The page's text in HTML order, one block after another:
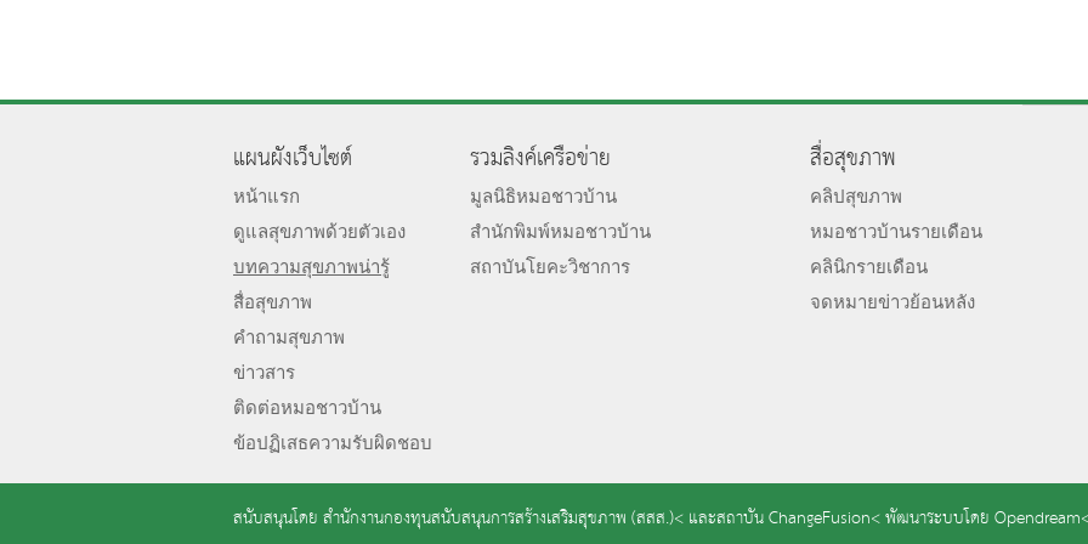
แผนผังเว็บไซต์
หน้าแรก
ดูแลสุขภาพด้วยตัวเอง
บทความสุขภาพน่ารู้
สื่อสุขภาพ
คำถามสุขภาพ
ข่าวสาร
ติดต่อหมอชาวบ้าน
ข้อปฏิเสธความรับผิดชอบ
รวมลิงค์เครือข่าย
มูลนิธิหมอชาวบ้าน
สำนักพิมพ์หมอชาวบ้าน
สถาบันโยคะวิชาการ
สื่อสุขภาพ
คลิปสุขภาพ
หมอชาวบ้านรายเดือน
คลินิกรายเดือน
จดหมายข่าวย้อนหลัง
สนับสนุนโดย สำนักงานกองทุนสนับสนุนการสร้างเสริมสุขภาพ (สสส.)< และสถาบัน ChangeFusion<พัฒนาระบบโดย